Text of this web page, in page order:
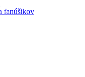
fanúšikov